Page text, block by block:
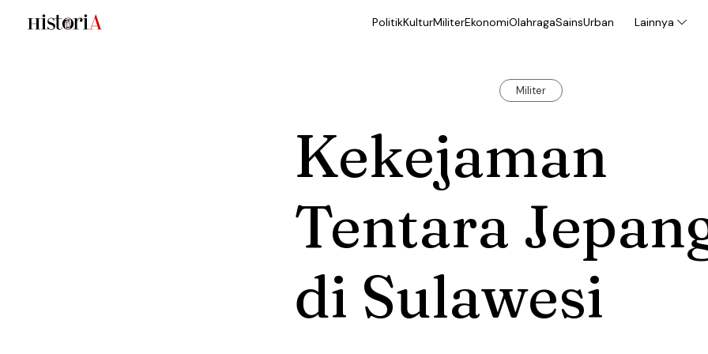
PolitikKulturMiliterEkonomiOlahragaSainsUrban Lainnya
Militer
Kekejaman
Tentara
di Sulawesi